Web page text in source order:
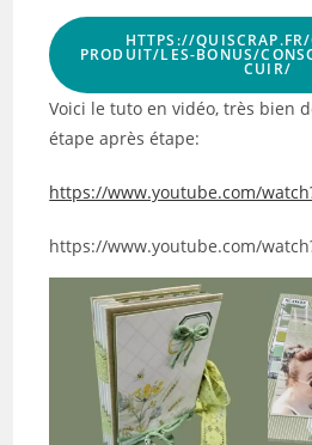
HTTPS://
PRODUIT/LES-BONUS/
CUIR/
Voici le tuto en vidéo, très bien
étape après étape:
https://www.youtube.com/
https://www.youtube.com/